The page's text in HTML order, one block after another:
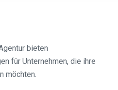
bieten
für Unternehmen, die ihre
möchten.